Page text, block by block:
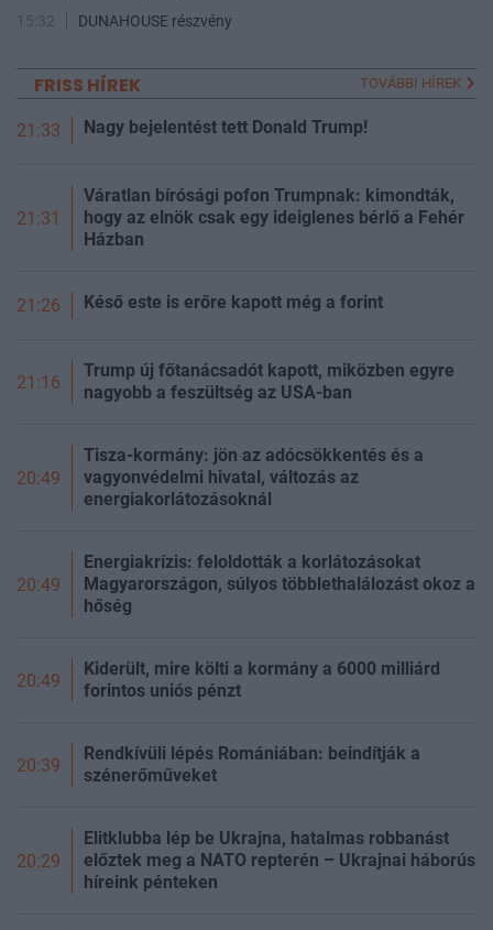
15:32
DUNAHOUSE részvény
FRISS HÍREK TOVÁBBI HÍREK
21:33 Nagy bejelentést tett Donald Trump!
21:31
Váratlan bírósági pofon Trumpnak: kimondták,
hogy az elnök csak egy ideiglenes bérlő a Fehér
Házban
21:26 Késő este is erőre kapott még a forint
21:16
Trump új főtanácsadót kapott, miközben egyre
nagyobb a feszültség az USA-ban
20:49
Tisza-kormány: jön az adócsökkentés és a
vagyonvédelmi hivatal, változás az
energiakorlátozásoknál
20:49
Energiakrízis: feloldották a korlátozásokat
Magyarországon, súlyos többlethalálozást okoz a
hőség
20:49
Kiderült, mire költi a kormány a 6000 milliárd
forintos uniós pénzt
20:39
Rendkívüli lépés Romániában: beindítják a
szénerőműveket
20:29
Elitklubba lép be Ukrajna, hatalmas robbanást
előztek meg a NATO repterén – Ukrajnai háborús
híreink pénteken